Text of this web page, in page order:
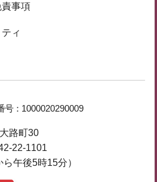
責事項
ィ
号： 1000020290009
路町30
22-1101
午後5時15分）